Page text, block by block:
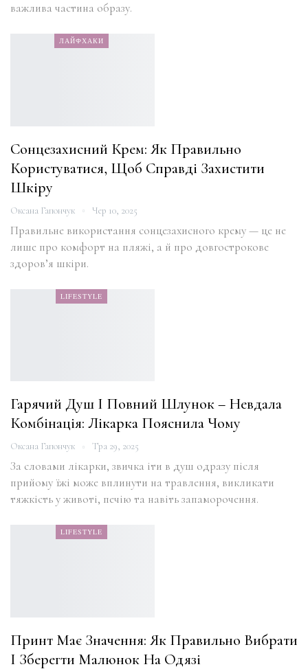
важлива частина образу.
ЛАЙФХАКИ
Сонцезахисний Крем: Як Правильно
Користуватися, Щоб Справді Захистити
Шкіру
Оксана Гапончук Чер 10, 2025
Правильне використання сонцезахисного крему — це не
лише про комфорт на пляжі, а й про довгострокове
здоров’я шкіри.
LIFESTYLE
Гарячий Душ І Повний Шлунок – Невдала
Комбінація: Лікарка Пояснила Чому
Оксана Гапончук Тра 29, 2025
За словами лікарки, звичка іти в душ одразу після
прийому їжі може вплинути на травлення, викликати
тяжкість у животі, печію та навіть запаморочення.
LIFESTYLE
Принт Має Значення: Як Правильно Вибрати
І Зберегти Малюнок На Одязі